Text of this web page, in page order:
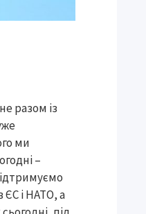
разом із
ми
–
ЄС і НАТО, а